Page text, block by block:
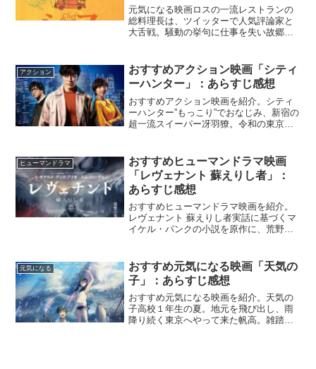
元気になる映画ロスの一流レストランの
総料理長は、ツイッターで人気評論家と
大舌戦。騒動の挙句に仕事を失い故郷に
ードトラック始めました』Netflix公式夢
を叶えるにはいつ...
アクション
おすすめアクション映画「シティ
ーハンター」：あらすじ感想
おすすめアクション映画を紹介。シティ
ーハンター”もっこり”でおなじみ、新宿の
超一流スイーパー冴羽獠。令和の東京で
っこいいアクションシーンとコメディが
面白い。まとめ...
ヒューマンドラマ
おすすめヒューマンドラマ映画
「レヴェナント 蘇えりし者」：
あらすじ感想
おすすめヒューマンドラマ映画を紹介。
レヴェナント 蘇えりし者実話に基づくマ
イケル・パンクの小説を原作に、荒野に
ト 蘇えりし者』映画.com復讐劇、サバイ
バル系。まとめ当...
元気になる
おすすめ元気になる映画「天気の
子」：あらすじ感想
おすすめ元気になる映画を紹介。天気の
子高校１年生の夏。地元を飛び出し、雨
降り続く東京へやって来た帆高。雑踏ひ